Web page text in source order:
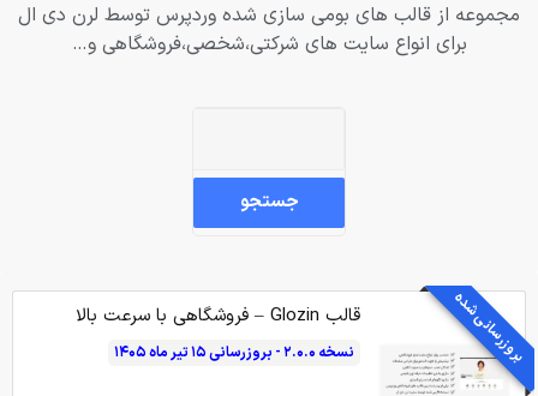
مجموعه از قالب های بومی سازی شده وردپرس توسط لرن دی ال
برای انواع سایت های شرکتی،شخصی،فروشگاهی و…
جستجو
بروزرسانی شده قالب Glozin – فروشگاهی با سرعت بالا
نسخه ۲.۰.۰ - بروزرسانی ۱۵ تیر ماه ۱۴۰۵